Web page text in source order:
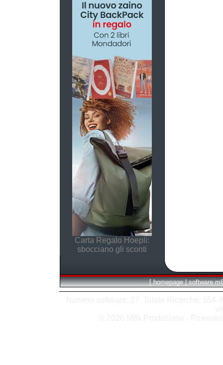
Carta Regalo Hoepli:
sbocciano gli sconti
[ homepage | software